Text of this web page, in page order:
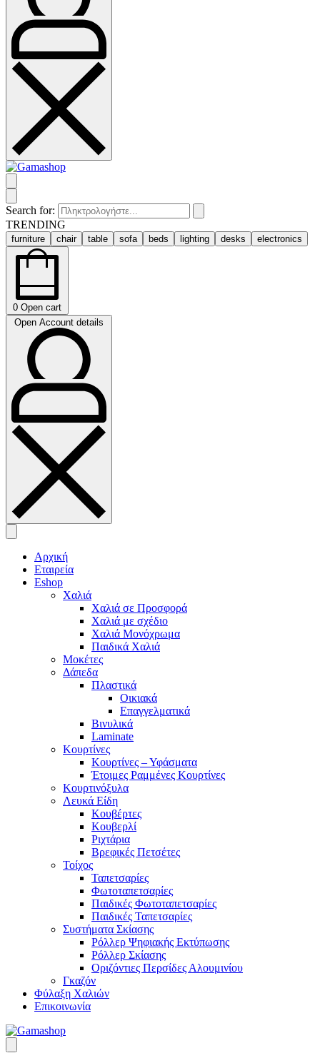
Search for:
TRENDING
furniture chair table sofa beds lighting desks electronics
0 Open cart
Open Account details
Αρχική
Εταιρεία
Eshop
Χαλιά
Χαλιά σε Προσφορά
Χαλιά με σχέδιο
Χαλιά Μονόχρωμα
Παιδικά Χαλιά
Μοκέτες
Δάπεδα
Πλαστικά
Οικιακά
Επαγγελματικά
Βινυλικά
Laminate
Κουρτίνες
Κουρτίνες – Υφάσματα
Έτοιμες Ραμμένες Κουρτίνες
Κουρτινόξυλα
Λευκά Είδη
Κουβέρτες
Κουβερλί
Ριχτάρια
Βρεφικές Πετσέτες
Τοίχος
Ταπετσαρίες
Φωτοταπετσαρίες
Παιδικές Φωτοταπετσαρίες
Παιδικές Ταπετσαρίες
Συστήματα Σκίασης
Ρόλλερ Ψηφιακής Εκτύπωσης
Ρόλλερ Σκίασης
Οριζόντιες Περσίδες Αλουμινίου
Γκαζόν
Φύλαξη Χαλιών
Επικοινωνία